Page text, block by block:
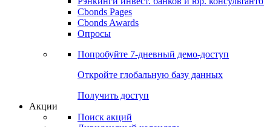
Сукук
Ломбардные списки
Участники рынка
Рэнкинги инвест. банков и юр. консультантов
Cbonds Pages
Cbonds Awards
Опросы
Попробуйте7-дневный
Откройте глобальную базу данных